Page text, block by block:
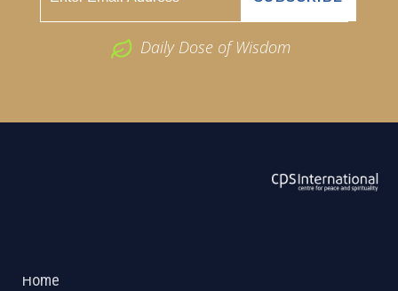
Daily Dose of Wisdom
Home